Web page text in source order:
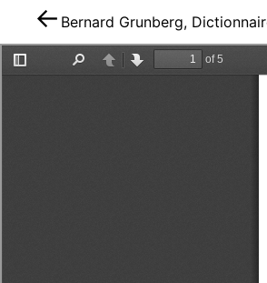
Bernard Grunberg,